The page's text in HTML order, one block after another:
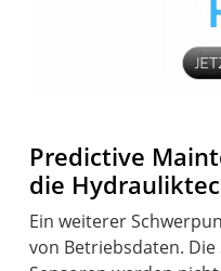
Predictive
die
Ein weiterer
von Betriebsdaten.